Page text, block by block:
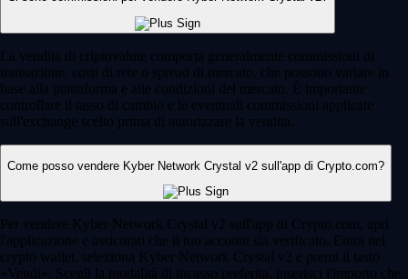
La vendita di criptovalute comporta generalmente commissioni di
transazione, costi di rete o spread di mercato, che possono variare in
base alla piattaforma e alle condizioni del mercato. È importante
controllare il tasso di cambio e le eventuali commissioni applicate
sull'exchange scelto prima di autorizzare la vendita.
Come posso vendere Kyber Network Crystal v2 sull'app di Crypto.com?
Per vendere Kyber Network Crystal v2 sull'app di Crypto.com, apri
l'applicazione e assicurati che il tuo account sia verificato. Entra nel
crypto wallet, seleziona Kyber Network Crystal v2 e premi il tasto
«Vendi». Scegli la modalità di incasso preferita, inserisci l'importo che